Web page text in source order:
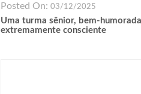
Posted On: 03/12/2025
Uma turma sênior, bem-
extremamente consciente